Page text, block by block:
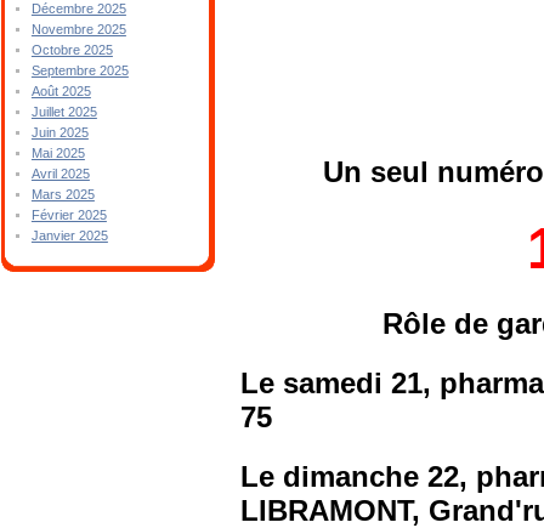
Décembre 2025
Novembre 2025
Octobre 2025
Septembre 2025
Août 2025
Juillet 2025
Juin 2025
Mai 2025
Avril 2025
Mars 2025
Février 2025
Janvier 2025
Un seul
Rôle de
Le samedi 21,
75
Le dimanche 22,
LIBRAMONT,